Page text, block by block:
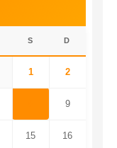
S D
1 2
9
15 16